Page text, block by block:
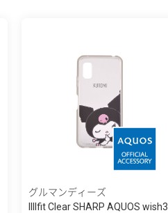
グルマンディーズ
IIIIfit Clear SHARP AQUOS wish3